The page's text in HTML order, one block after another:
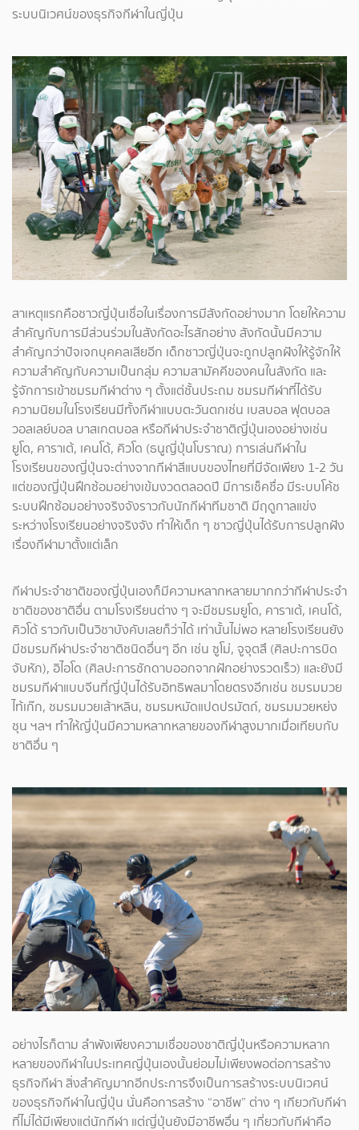
ระบบนิเวศน์ของธุรกิจกีฬาในญี่ปุ่น
สาเหตุแรกคือชาวญี่ปุ่นเชื่อในเรื่องการมีสังกัดอย่างมาก โดยให้ความ
สำคัญกับการมีส่วนร่วมในสังกัดอะไรสักอย่าง สังกัดนั้นมีความ
สำคัญกว่าปัจเจกบุคคลเสียอีก เด็กชาวญี่ปุ่นจะถูกปลูกฝังให้รู้จักให้
ความสำคัญกับความเป็นกลุ่ม ความสามัคคีของคนในสังกัด และ
รู้จักการเข้าชมรมกีฬาต่าง ๆ ตั้งแต่ชั้นประถม ชมรมกีฬาที่ได้รับ
ความนิยมในโรงเรียนมีทั้งกีฬาแบบตะวันตกเช่น เบสบอล ฟุตบอล
วอลเลย์บอล บาสเกตบอล หรือกีฬาประจำชาติญี่ปุ่นเองอย่างเช่น
ยูโด, คาราเต้, เคนโด้, คิวโด (ธนูญี่ปุ่นโบราณ) การเล่นกีฬาใน
โรงเรียนของญี่ปุ่นจะต่างจากกีฬาสีแบบของไทยที่มีจัดเพียง 1-2 วัน
แต่ของญี่ปุ่นฝึกซ้อมอย่างเข้มงวดตลอดปี มีการเช็คชื่อ มีระบบโค้ช
ระบบฝึกซ้อมอย่างจริงจังราวกับนักกีฬาทีมชาติ มีฤดูกาลแข่ง
ระหว่างโรงเรียนอย่างจริงจัง ทำให้เด็ก ๆ ชาวญี่ปุ่นได้รับการปลูกฝัง
เรื่องกีฬามาตั้งแต่เล็ก
กีฬาประจำชาติของญี่ปุ่นเองก็มีความหลากหลายมากกว่ากีฬาประจำ
ชาติของชาติอื่น ตามโรงเรียนต่าง ๆ จะมีชมรมยูโด, คาราเต้, เคนโด้,
คิวโด้ ราวกับเป็นวิชาบังคับเลยก็ว่าได้ เท่านั้นไม่พอ หลายโรงเรียนยัง
มีชมรมกีฬาประจำชาติชนิดอื่นๆ อีก เช่น ซูโม่, จูจุตสึ (ศิลปะการบิด
จับหัก), อิไอโด (ศิลปะการชักดาบออกจากฝักอย่างรวดเร็ว) และยังมี
ชมรมกีฬาแบบจีนที่ญี่ปุ่นได้รับอิทธิพลมาโดยตรงอีกเช่น ชมรมมวย
ไท้เก๊ก, ชมรมมวยเส้าหลิน, ชมรมหมัดแปดปรมัตถ์, ชมรมมวยหย่ง
ชุน ฯลฯ ทำให้ญี่ปุ่นมีความหลากหลายของกีฬาสูงมากเมื่อเทียบกับ
ชาติอื่น ๆ
อย่างไรก็ตาม ลำพังเพียงความเชื่อของชาติญี่ปุ่นหรือความหลาก
หลายของกีฬาในประเทศญี่ปุ่นเองนั้นย่อมไม่เพียงพอต่อการสร้าง
ธุรกิจกีฬา สิ่งสำคัญมากอีกประการจึงเป็นการสร้างระบบนิเวศน์
ของธุรกิจกีฬาในญี่ปุ่น นั่นคือการสร้าง “อาชีพ” ต่าง ๆ เกียวกับกีฬา
ที่ไม่ได้มีเพียงแต่นักกีฬา แต่ญี่ปุ่นยังมีอาชีพอื่น ๆ เกี่ยวกับกีฬาคือ